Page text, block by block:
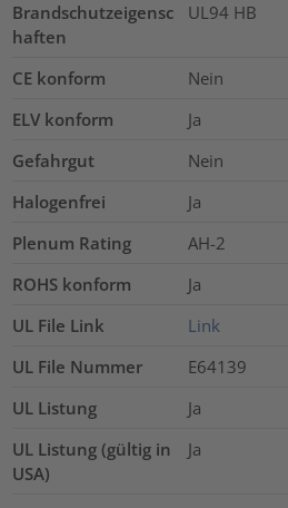
Brandschutzeigensc
haften
UL94 HB
CE konform
Nein
ELV konform
Ja
Gefahrgut
Nein
Halogenfrei
Ja
Plenum Rating
AH-2
ROHS konform
Ja
UL File Link
Link
UL File Nummer
E64139
UL Listung
Ja
UL Listung (gültig in
USA)
Ja